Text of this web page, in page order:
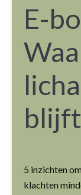
E-
5 inzichten
klachten